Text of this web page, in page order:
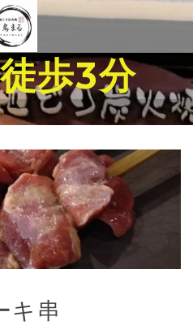
歩3分
キ串